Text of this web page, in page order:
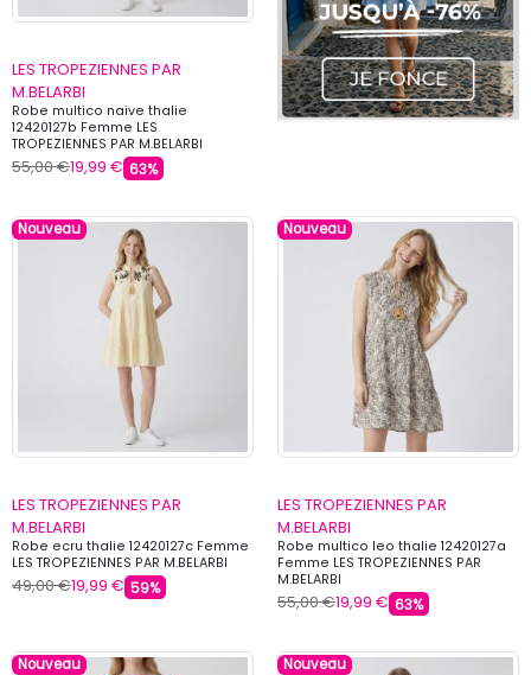
LES TROPEZIENNES PAR
M.BELARBI
Robe multico naive thalie
12420127b Femme LES
TROPEZIENNES PAR M.BELARBI
55,00 €19,99 € 63%
Nouveau
LES TROPEZIENNES PAR
M.BELARBI
Robe ecru thalie 12420127c Femme
LES TROPEZIENNES PAR M.BELARBI
49,00 €19,99 € 59%
Nouveau
LES TROPEZIENNES PAR
M.BELARBI
Robe multico leo thalie 12420127a
Femme LES TROPEZIENNES PAR
M.BELARBI
55,00 €19,99 € 63%
Nouveau Nouveau